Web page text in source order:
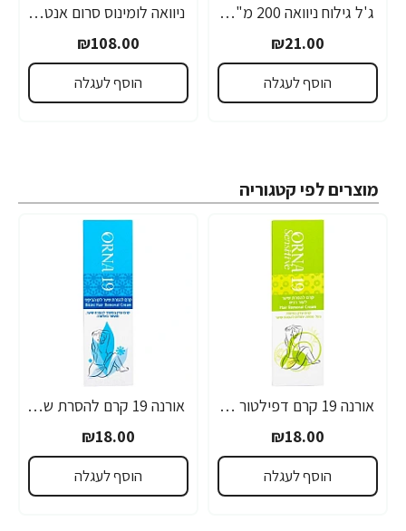
ג'ל גילוח ניוואה 200 מ"ל- מבית NIVEA
₪21.00
הוסף לעגלה
ניוואה לומינוס סרום אנטי אייג'ינג לטיפול בכתמים כהים 30 מ"ל - מבית NIVEA
₪108.00
הוסף לעגלה
מוצרים לפי קטגוריה
אורנה 19 קרם דפילטור לעור רגיש 80 גרם
₪18.00
הוסף לעגלה
אורנה 19 קרם להסרת שיער לקו הביקיני 90 מ"ל
₪18.00
הוסף לעגלה